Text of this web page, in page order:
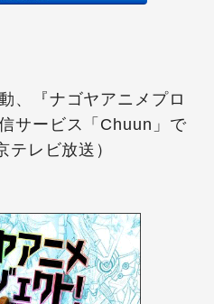
、『ナゴヤアニメプロ
サービス「Chuun」で
レビ放送）